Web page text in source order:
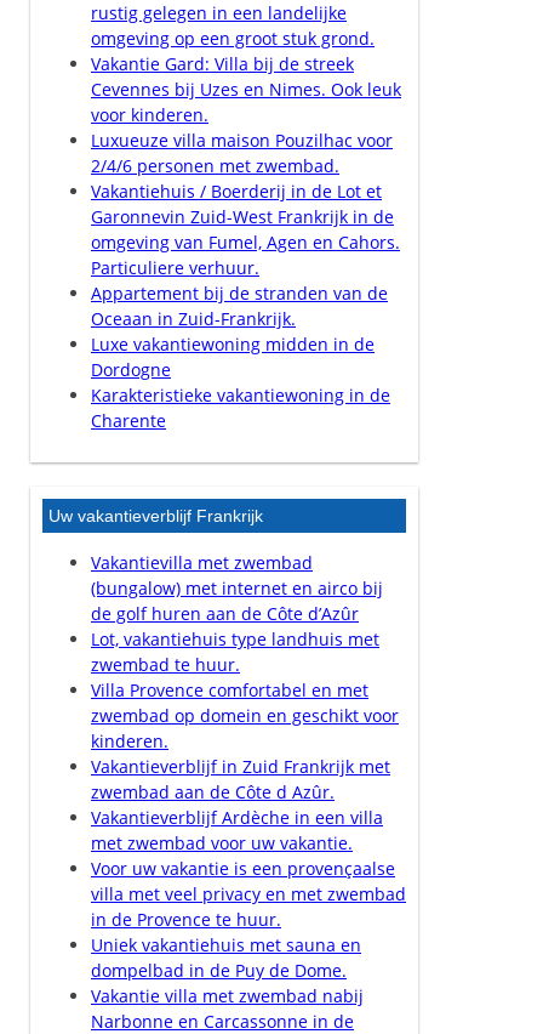
rustig gelegen in een landelijke
omgeving op een groot stuk grond.
Vakantie Gard: Villa bij de streek
Cevennes bij Uzes en Nimes. Ook leuk
voor kinderen.
Luxueuze villa maison Pouzilhac voor
2/4/6 personen met zwembad.
Vakantiehuis / Boerderij in de Lot et
Garonnevin Zuid-West Frankrijk in de
omgeving van Fumel, Agen en Cahors.
Particuliere verhuur.
Appartement bij de stranden van de
Oceaan in Zuid-Frankrijk.
Luxe vakantiewoning midden in de
Dordogne
Karakteristieke vakantiewoning in de
Charente
Uw vakantieverblijf Frankrijk
Vakantievilla met zwembad
(bungalow) met internet en airco bij
de golf huren aan de Côte d’Azûr
Lot, vakantiehuis type landhuis met
zwembad te huur.
Villa Provence comfortabel en met
zwembad op domein en geschikt voor
kinderen.
Vakantieverblijf in Zuid Frankrijk met
zwembad aan de Côte d Azûr.
Vakantieverblijf Ardèche in een villa
met zwembad voor uw vakantie.
Voor uw vakantie is een provençaalse
villa met veel privacy en met zwembad
in de Provence te huur.
Uniek vakantiehuis met sauna en
dompelbad in de Puy de Dome.
Vakantie villa met zwembad nabij
Narbonne en Carcassonne in de